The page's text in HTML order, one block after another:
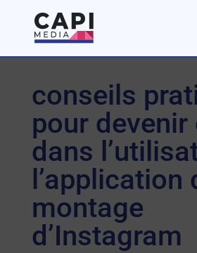
conseils
pour devenir
dans
l’application
montage
d’Instagram